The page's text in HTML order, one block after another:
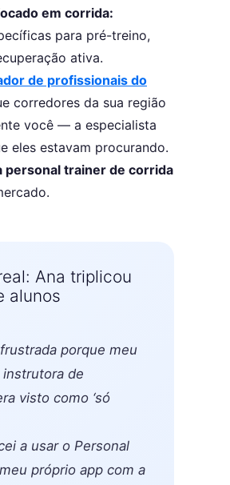
em corrida:
para pré-treino,
ativa.
de profissionais do
corredores da sua região
você — a especialista
eles estavam procurando.
personal trainer de corrida
Ana triplicou
alunos
porque meu
de
visto como ‘só
a usar o Personal
próprio app com a